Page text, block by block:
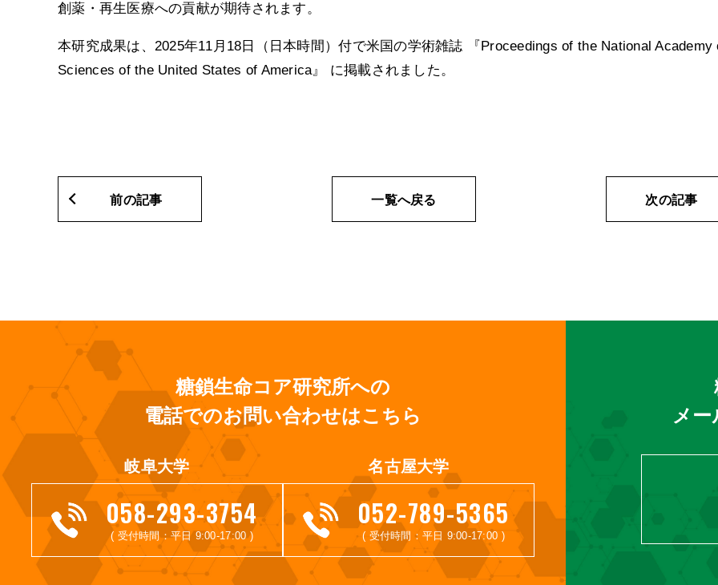
創薬・再生医療への貢献が期待されます。
本研究成果は、2025年11月18日（日本時間）付で米国の学術雑誌 『Proceedings of the National Academy
Sciences of the United States of America』 に掲載されました。
次の記事
一覧へ戻る
前の記事
糖鎖生命コア研究所への
電話でのお問い合わせはこちら
岐阜大学
058-293-3754
( 受付時間：平日 9:00-17:00 )
名古屋大学
052-789-5365
( 受付時間：平日 9:00-17:00 )
メ